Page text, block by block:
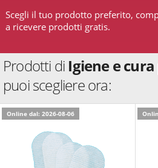
Scegli il tuo prodotto preferito,
a ricevere prodotti gratis.
Prodotti di Igiene e
puoi scegliere ora:
Online dal: 2026-08-06